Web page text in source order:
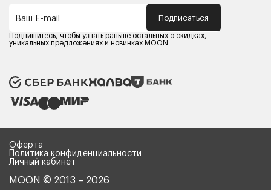
Компания MOON
Оферта
Политика конфиденциальности
Карьера в MOON
Ваш E-mail Подписаться
Подпишитесь, чтобы узнать раньше остальных о скидках,
уникальных предложениях и новинках MOON
MOON © 2013 – 2026
Оферта
Политика конфиденциальности
Личный кабинет